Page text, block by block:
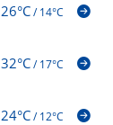
26°C/14°C
32°C/17°C
24°C/12°C